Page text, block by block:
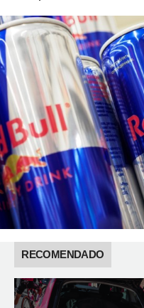
RECOMENDADO